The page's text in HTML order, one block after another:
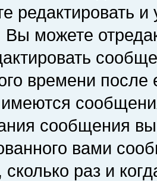
редактировать и
можете
времени
сообщения
вами
сколько раз и